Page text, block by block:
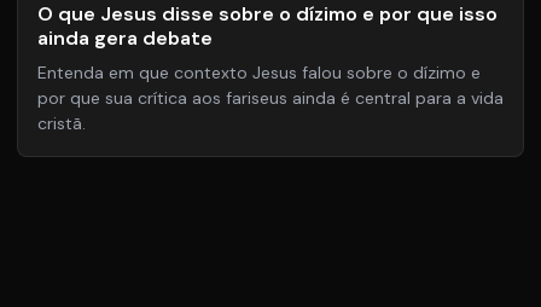
O que Jesus disse sobre o dízimo e por que isso
ainda gera debate
Entenda em que contexto Jesus falou sobre o dízimo e
por que sua crítica aos fariseus ainda é central para a vida
cristã.